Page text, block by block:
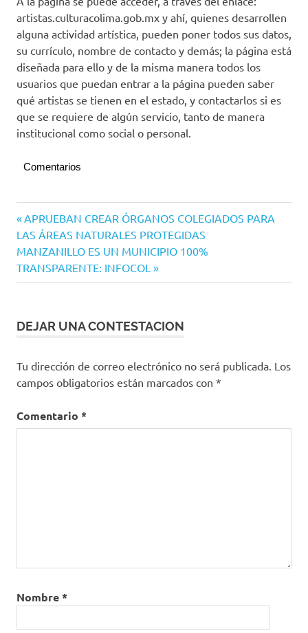
artistas.culturacolima.gob.mx y ahí, quienes desarrollen
alguna actividad artística, pueden poner todos sus datos,
su currículo, nombre de contacto y demás; la página está
diseñada para ello y de la misma manera todos los
usuarios que puedan entrar a la página pueden saber
qué artistas se tienen en el estado, y contactarlos si es
que se requiere de algún servicio, tanto de manera
institucional como social o personal.
Comentarios
Navegación
de
entradas
Entrada
anterior:
APRUEBAN CREAR ÓRGANOS COLEGIADOS PARA
LAS ÁREAS NATURALES PROTEGIDAS
Siguiente
entrada:
MANZANILLO ES UN MUNICIPIO 100%
TRANSPARENTE: INFOCOL
DEJAR UNA CONTESTACION
Tu dirección de correo electrónico no será publicada. Los
campos obligatorios están marcados con *
Comentario *
Nombre*